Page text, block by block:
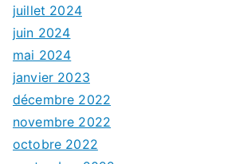
juillet 2024
juin 2024
mai 2024
janvier 2023
décembre 2022
novembre 2022
octobre 2022